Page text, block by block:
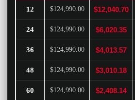
12 $124,990.00 $12,040.70
24 $124,990.00 $6,020.35
36 $124,990.00 $4,013.57
48 $124,990.00 $3,010.18
60 $124,990.00 $2,408.14